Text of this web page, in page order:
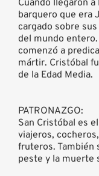
Cuando llegaron
barquero que era
cargado sobre
del mundo
comenzó a
mártir. Cristóbal
de la Edad Media.
PATRONAZGO:
San Cristóbal es
viajeros,
fruteros. También
peste y la muerte